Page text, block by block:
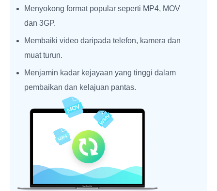
Menyokong format popular seperti MP4, MOV
dan 3GP.
Membaiki video daripada telefon, kamera dan
muat turun.
Menjamin kadar kejayaan yang tinggi dalam
pembaikan dan kelajuan pantas.